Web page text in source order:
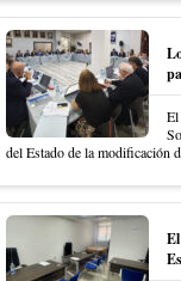
El
del Estado de la modificación